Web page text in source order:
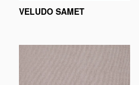
VELUDO SAMET